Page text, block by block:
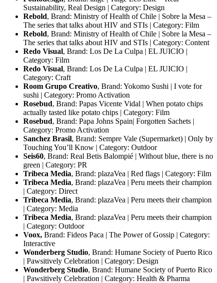
Sustainability, Real Design | Category: Design
Rebold, Brand: Ministry of Health of Chile | Sobre la Mesa –
The series that talks about HIV and STIs | Category: Film
Rebold, Brand: Ministry of Health of Chile | Sobre la Mesa –
The series that talks about HIV and STIs | Category: Content
Redo Visual, Brand: Los De La Culpa | EL JUICIO |
Category: Film
Redo Visual, Brand: Los De La Culpa | EL JUICIO |
Category: Craft
Room Grupo Creativo, Brand: Yokomo Sushi | I vote for
sushi | Category: Promo Activation
Rosebud, Brand: Papas Vicente Vidal | When potato chips
actually tasted like potato chips | Category: Film
Rosebud, Brand: Papa Johns Spain| Forgotten Sachets |
Category: Promo Activation
Sanchez Brasil, Brand: Sempre Vale (Supermarket) | Only by
Touching You’ll Know | Category: Outdoor
Seis60, Brand: Real Betis Balompié | Without blue, there is no
green | Category: PR
Tribeca Media, Brand: plazaVea | Red flags | Category: Film
Tribeca Media, Brand: plazaVea | Peru meets their champion
| Category: Direct
Tribeca Media, Brand: plazaVea | Peru meets their champion
| Category: Media
Tribeca Media, Brand: plazaVea | Peru meets their champion
| Category: Outdoor
Voox, Brand: Fideos Paca | The Power of Gossip | Category:
Interactive
Wonderberg Studio, Brand: Humane Society of Puerto Rico
| Pawsitively Celebration | Category: Design
Wonderberg Studio, Brand: Humane Society of Puerto Rico
| Pawsitively Celebration | Category: Health & Pharma